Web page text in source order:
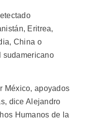
Eritrea,
China o
sudamericano
México, apoyados
dice Alejandro
Humanos de la